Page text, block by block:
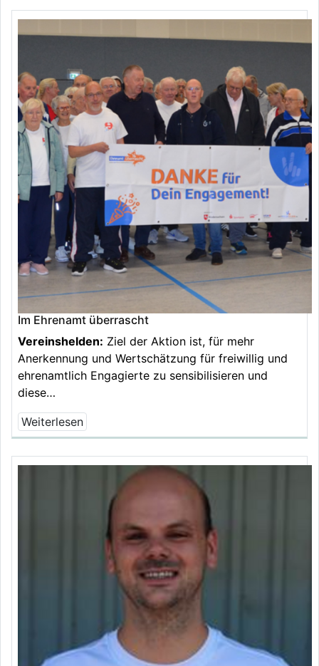
Im Ehrenamt überrascht
Vereinshelden: Ziel der Aktion ist, für mehr
Anerkennung und Wertschätzung für freiwillig und
ehrenamtlich Engagierte zu sensibilisieren und
diese…
Weiterlesen